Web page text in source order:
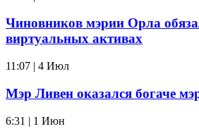
Чиновников мэрии Орла
виртуальных активах
11:07 | 4 Июл
Мэр Ливен оказался богаче
6:31 | 1 Июн